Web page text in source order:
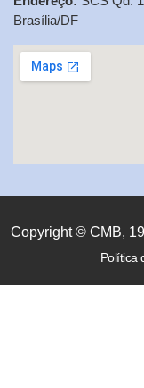
Brasília/DF
Copyright © CMB,
Política